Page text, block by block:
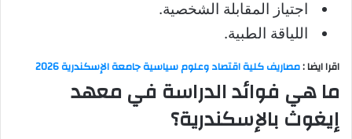
اجتياز المقابلة الشخصية.
اللياقة الطبية.
اقرا ايضا :مصاريف كلية اقتصاد وعلوم سياسية جامعة الإسكندرية 2026
ما هي فوائد الدراسة في معهد
إيغوث بالإسكندرية؟